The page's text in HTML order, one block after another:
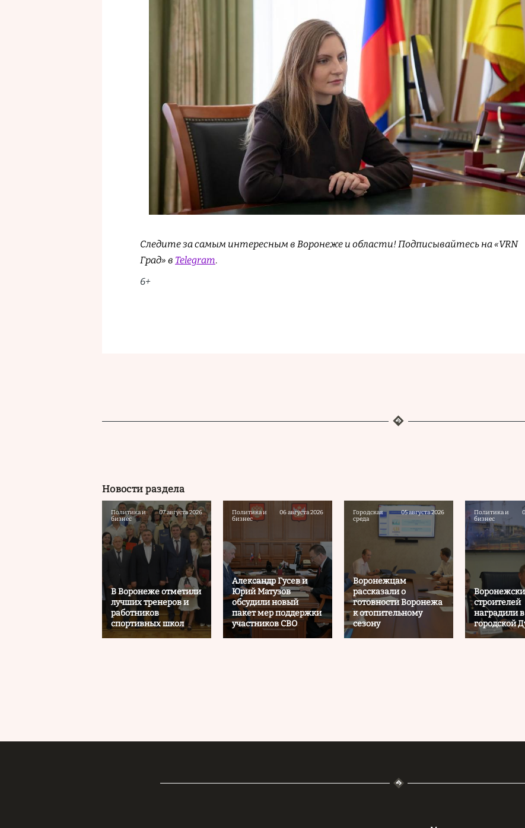
Следите за самым интересным в Воронеже и области! Подписывайтесь на «VRN
Град» в Telegram.
6+
Новости раздела
Политика и
бизнес
07 августа 2026
В Воронеже отметили
лучших тренеров и
работников
спортивных школ
Политика и
бизнес
06 августа 2026
Александр Гусев и
Юрий Матузов
обсудили новый
пакет мер поддержки
участников СВО
Городская
среда
05 августа 2026
Воронежцам
рассказали о
готовности Воронежа
к отопительному
сезону
Политика и
бизнес
строителей
наградили в
городской